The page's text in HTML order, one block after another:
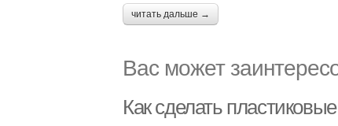
читать дальше →
Вас может
Как сделать